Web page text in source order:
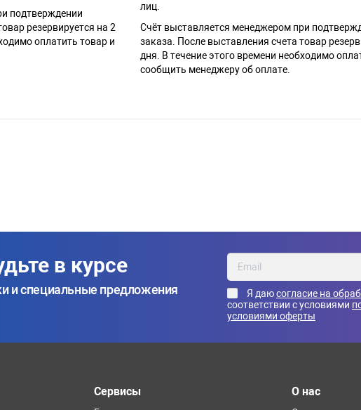
подтверждении
резервируется на 2
оплатить товар и
лиц.
Счёт выставляется менеджером при
заказа. После выставления счета товар
дня. В течение этого времени необходимо
сообщить менеджеру об оплате.
в курсе
и специальные предложения Я даюсогласие на
соответствии с условиями
условиями оферты
Сервисы О нас